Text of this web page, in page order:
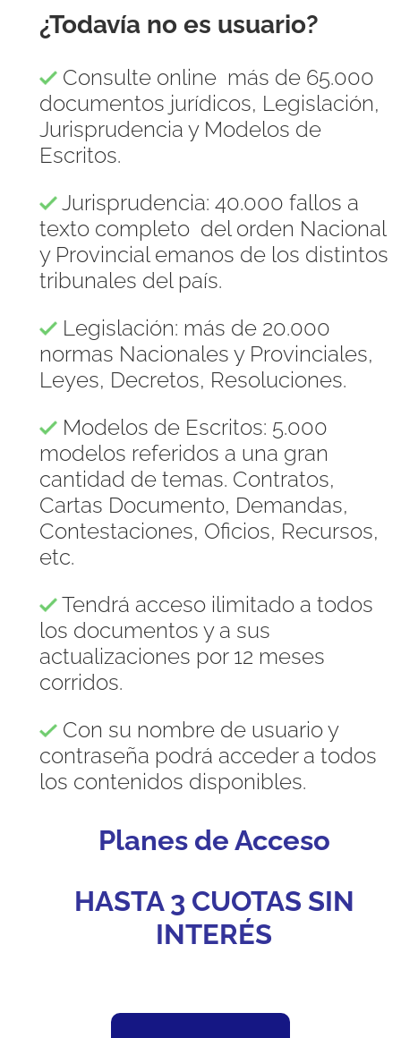
¿Todavía no es usuario?
Consulte online más de 65.000
documentos jurídicos, Legislación,
Jurisprudencia y Modelos de
Escritos.
Jurisprudencia: 40.000 fallos a
texto completo del orden Nacional
y Provincial emanos de los distintos
tribunales del país.
Legislación: más de 20.000
normas Nacionales y Provinciales,
Leyes, Decretos, Resoluciones.
Modelos de Escritos: 5.000
modelos referidos a una gran
cantidad de temas. Contratos,
Cartas Documento, Demandas,
Contestaciones, Oficios, Recursos,
etc.
Tendrá acceso ilimitado a todos
los documentos y a sus
actualizaciones por 12 meses
corridos.
Con su nombre de usuario y
contraseña podrá acceder a todos
los contenidos disponibles.
Planes de Acceso
HASTA 3 CUOTAS SIN
INTERÉS